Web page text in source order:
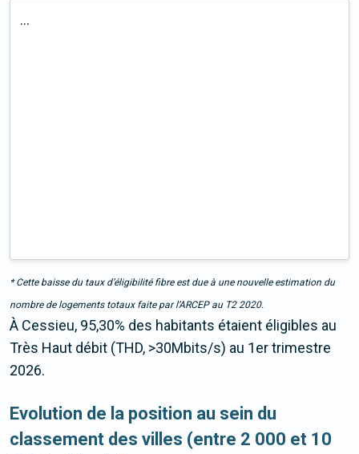
...
* Cette baisse du taux d’éligibilité fibre est due à une nouvelle estimation du
nombre de logements totaux faite par l’ARCEP au T2 2020.
À Cessieu, 95,30% des habitants étaient éligibles au
Très Haut débit (THD, >30Mbits/s) au 1er trimestre
2026.
Evolution de la position au sein du
classement des villes (entre 2 000 et 10